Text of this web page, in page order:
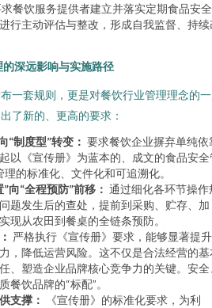
餐饮服务提供者建立并落实定期食品安
行主动评估与整改，形成自我监督、持续
深远影响与实施路径
一套规则，更是对餐饮行业管理理念的
了新的、更高的要求：
“制度型”转变： 要求餐饮企业摒弃单纯依
以《宣传册》为蓝本的、成文的食品安全
的标准化、文件化和可追溯化。
向“全程预防”前移： 通过细化各环节操作
题发生后的查处，提前到采购、贮存、加
现从农田到餐桌的全链条预防。
严格执行《宣传册》要求，能够显著提
，降低运营风险。这不仅是合法经营的基
、塑造企业品牌核心竞争力的关键。安全
餐饮品牌的“标配”。
支撑：
《宣传册》的标准化要求，为利